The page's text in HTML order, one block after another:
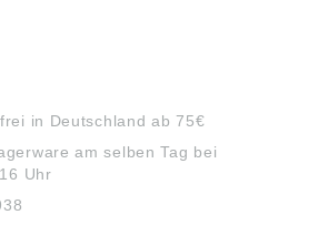
in Deutschland ab 75€
am selben Tag bei
Uhr